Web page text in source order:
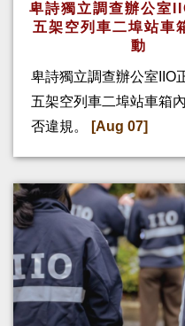
卑詩獨立調查辦公室
五架空列車二埠站車
動
卑詩獨立調查辦公室IIO
五架空列車二埠站車箱
否違規。
[Aug 07]